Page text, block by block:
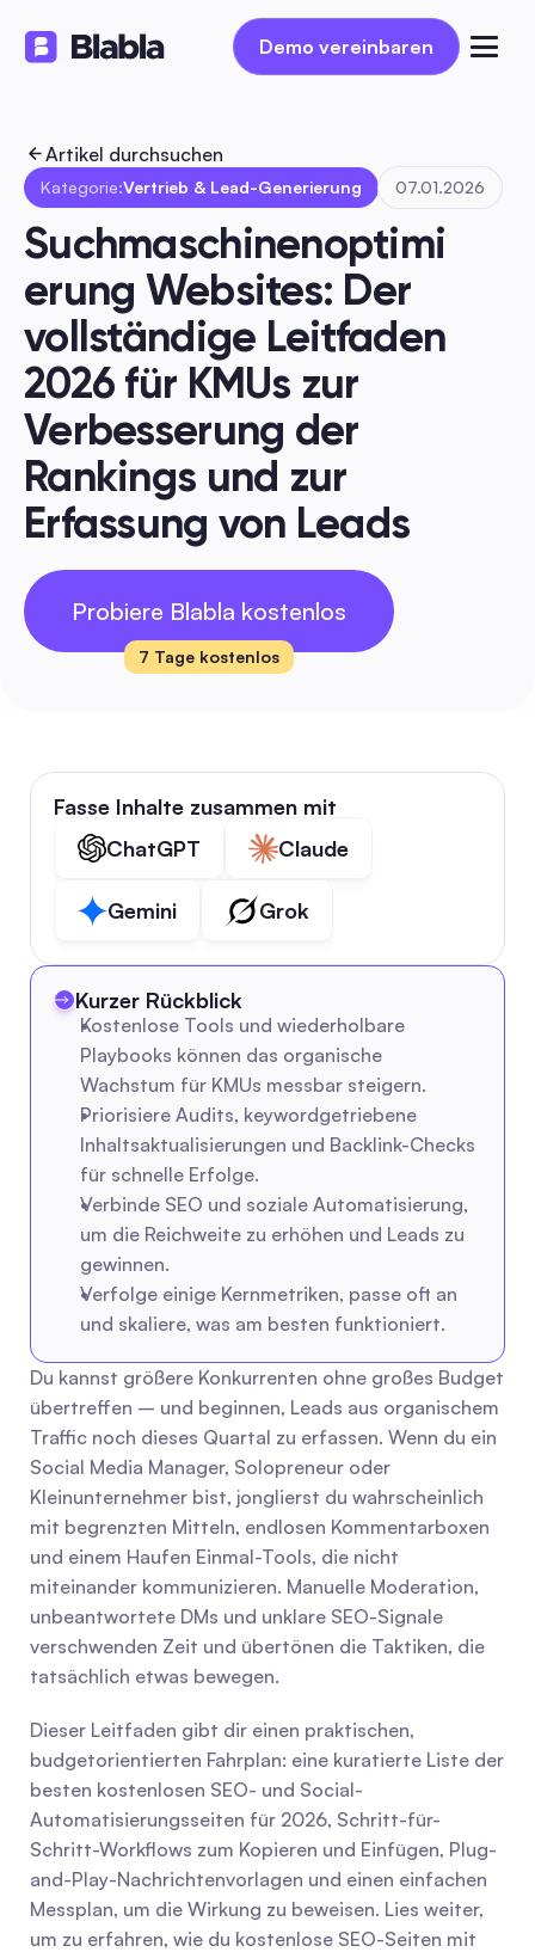
Demo vereinbaren
Demo vereinbaren
Artikel durchsuchen
Kategorie:Vertrieb & Lead-Generierung 07.01.2026
Suchmaschinenoptimi
erung Websites: Der
vollständige Leitfaden
2026 für KMUs zur
Verbesserung der
Rankings und zur
Erfassung von Leads
Probiere Blabla kostenlos
7 Tage kostenlos
Fasse Inhalte zusammen mit
ChatGPT
Claude
Gemini Grok
Kurzer Rückblick
Kostenlose Tools und wiederholbare
Playbooks können das organische
Wachstum für KMUs messbar steigern.
Priorisiere Audits, keywordgetriebene
Inhaltsaktualisierungen und Backlink-Checks
für schnelle Erfolge.
Verbinde SEO und soziale Automatisierung,
um die Reichweite zu erhöhen und Leads zu
gewinnen.
Verfolge einige Kernmetriken, passe oft an
und skaliere, was am besten funktioniert.
Du kannst größere Konkurrenten ohne großes Budget
übertreffen – und beginnen, Leads aus organischem
Traffic noch dieses Quartal zu erfassen. Wenn du ein
Social Media Manager, Solopreneur oder
Kleinunternehmer bist, jonglierst du wahrscheinlich
mit begrenzten Mitteln, endlosen Kommentarboxen
und einem Haufen Einmal-Tools, die nicht
miteinander kommunizieren. Manuelle Moderation,
unbeantwortete DMs und unklare SEO-Signale
verschwenden Zeit und übertönen die Taktiken, die
tatsächlich etwas bewegen.
Dieser Leitfaden gibt dir einen praktischen,
budgetorientierten Fahrplan: eine kuratierte Liste der
besten kostenlosen SEO- und Social-
Automatisierungsseiten für 2026, Schritt-für-
Schritt-Workflows zum Kopieren und Einfügen, Plug-
and-Play-Nachrichtenvorlagen und einen einfachen
Messplan, um die Wirkung zu beweisen. Lies weiter,
um zu erfahren, wie du kostenlose SEO-Seiten mit